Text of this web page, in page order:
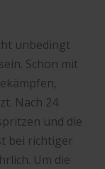
unbedingt
Schon mit
Nach 24
und die
bei richtiger
Um die